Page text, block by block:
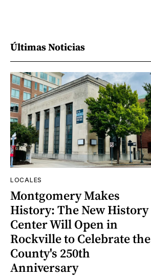
Últimas Noticias
LOCALES
Montgomery Makes
History: The New History
Center Will Open in
Rockville to Celebrate the
County's 250th
Anniversary